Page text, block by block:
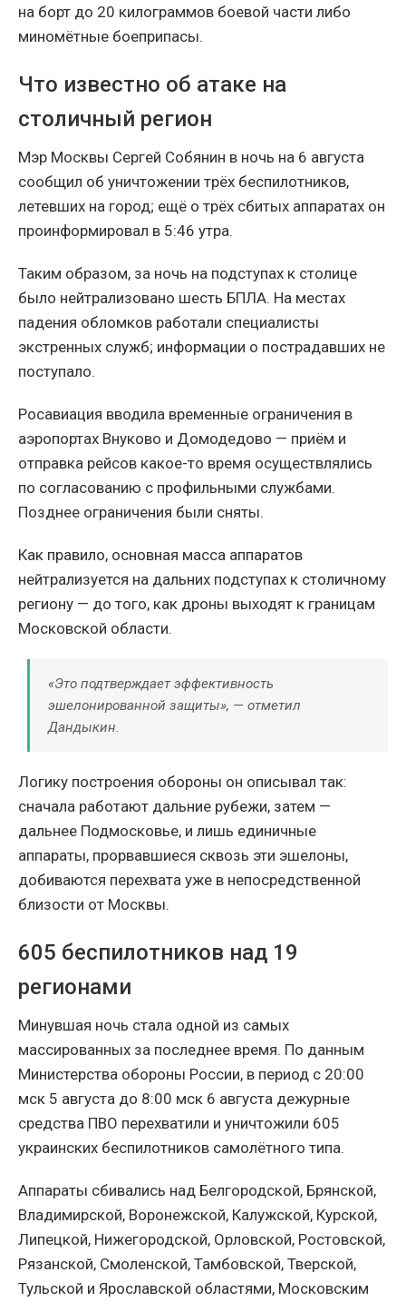
на борт до 20 килограммов боевой части либо
миномётные боеприпасы.
Что известно об атаке на
столичный регион
Мэр Москвы Сергей Собянин в ночь на 6 августа
сообщил об уничтожении трёх беспилотников,
летевших на город; ещё о трёх сбитых аппаратах он
проинформировал в 5:46 утра.
Таким образом, за ночь на подступах к столице
было нейтрализовано шесть БПЛА. На местах
падения обломков работали специалисты
экстренных служб; информации о пострадавших не
поступало.
Росавиация вводила временные ограничения в
аэропортах Внуково и Домодедово — приём и
отправка рейсов какое-то время осуществлялись
по согласованию с профильными службами.
Позднее ограничения были сняты.
Как правило, основная масса аппаратов
нейтрализуется на дальних подступах к столичному
региону — до того, как дроны выходят к границам
Московской области.
«Это подтверждает эффективность
эшелонированной защиты», — отметил
Дандыкин.
Логику построения обороны он описывал так:
сначала работают дальние рубежи, затем —
дальнее Подмосковье, и лишь единичные
аппараты, прорвавшиеся сквозь эти эшелоны,
добиваются перехвата уже в непосредственной
близости от Москвы.
605 беспилотников над 19
регионами
Минувшая ночь стала одной из самых
массированных за последнее время. По данным
Министерства обороны России, в период с 20:00
мск 5 августа до 8:00 мск 6 августа дежурные
средства ПВО перехватили и уничтожили 605
украинских беспилотников самолётного типа.
Аппараты сбивались над Белгородской, Брянской,
Владимирской, Воронежской, Калужской, Курской,
Липецкой, Нижегородской, Орловской, Ростовской,
Рязанской, Смоленской, Тамбовской, Тверской,
Тульской и Ярославской областями, Московским